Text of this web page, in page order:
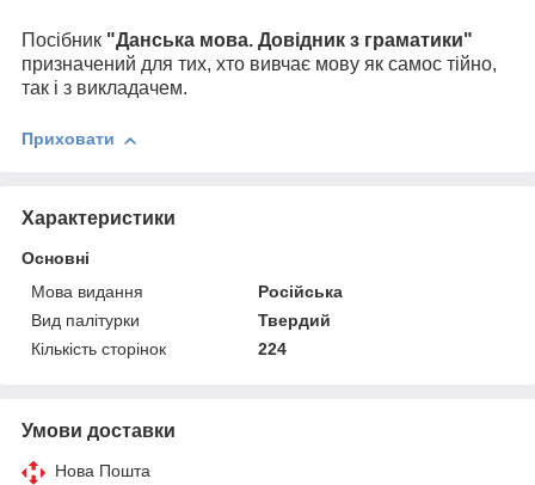
Посібник "Данська мова. Довідник з граматики"
призначений для тих, хто вивчає мову як самос тійно,
так і з викладачем.
Приховати
Характеристики
Основні
Мова видання
Російська
Вид палітурки
Твердий
Кількість сторінок
224
Умови доставки
Нова Пошта